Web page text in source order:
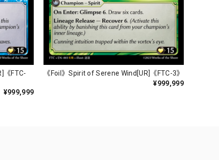
《FTC-
¥999,999
《Foil》Spirit of Serene Wind[UR]《FTC-3》
¥999,999